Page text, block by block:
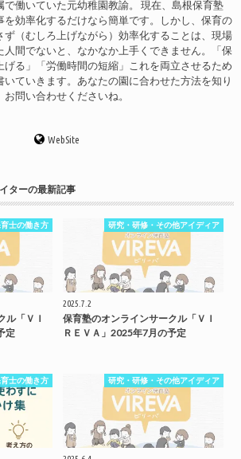
で働いていた元幼稚園教諭。 現在、島根保育塾
を効率化するだけなら簡単です。しかし、保育の
ず（むしろ上げながら）効率化することは、現場
人間でないと、なかなか上手くできません。「保
げる」「労働時間の短縮」これを両立させるため
いていきます。あなたの園に合わせた方法を知り
お問い合わせくださいね。
WebSite
ターの最新記事
士の働き方
ル「ＶＩ
定
研究・研修・その他アイディア
2025.7.2
保育塾のオンラインサークル「ＶＩ
ＲＥＶＡ」2025年7月の予定
士の働き方 研究・研修・その他アイディア